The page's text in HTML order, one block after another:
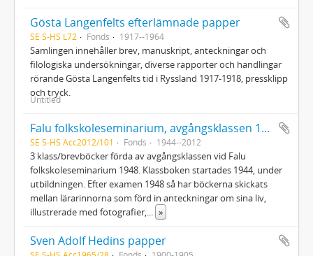
Gösta Langenfelts efterlämnade papper
SE S-HS L72 Fonds 1917--1964
Samlingen innehåller brev, manuskript, anteckningar och
filologiska undersökningar, diverse rapporter och handlingar
rörande Gösta Langenfelts tid i Ryssland 1917-1918, pressklipp
och tryck.
Untitled
Falu folkskoleseminarium, avgångsklassen 1948
SE S-HS Acc2012/101 Fonds 1944--2012
3 klass/brevböcker förda av avgångsklassen vid Falu
folkskoleseminarium 1948. Klassboken startades 1944, under
utbildningen. Efter examen 1948 så har böckerna skickats
mellan lärarinnorna som förd in anteckningar om sina liv,
illustrerade med fotografier,
»
Sven Adolf Hedins papper